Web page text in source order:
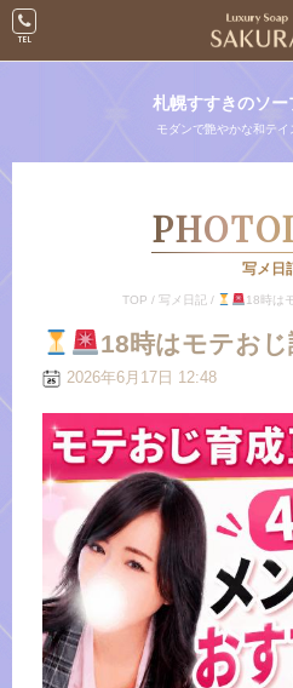
札幌すすきのソー
モダンで艶やかな和テイ
写メ日
TOP / 写メ日記 / 18時は
18時はモテおじ
2026年6月17日 12:48